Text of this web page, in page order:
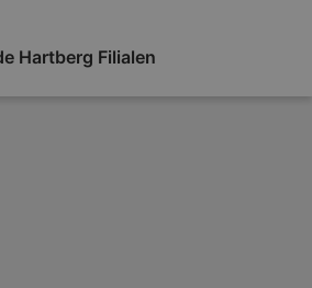
Hartberg Filialen